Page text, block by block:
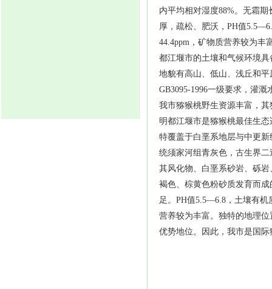
内平均相对湿度88%。无霜
厚，疏松、肥沃，PH值
44.4ppm，矿物质营养较为丰
都江堰市的土壤和气候环境
地貌有高山、低山、浅丘和
GB3095-1996一级要求，灌溉
我市猕猴桃野生资源丰富，
明都江堰市是猕猴桃最佳生
特覆盖于白垩系地层与中更
统须家河组青灰色，古生界
其风化物、白垩系砂岩、砾
褐色、棕黄色粉砂质发育而
足。PH值5.5—6.8，土壤有机
营养较为丰富。独特的地理
优势地位。因此，我市是国